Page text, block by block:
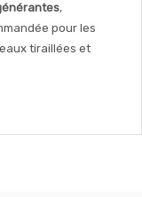
,
pour les
tiraillées et